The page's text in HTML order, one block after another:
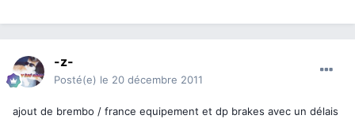
-z-
Posté(e) le 20 décembre 2011
ajout de brembo / france equipement et dp brakes avec un délais